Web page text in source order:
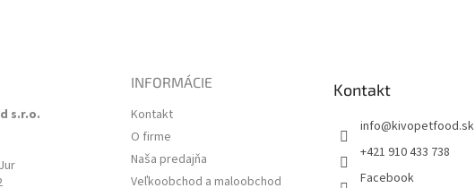
s.r.o.
INFORMÁCIE
Kontakt
O firme
Naša predajňa
Veľkoobchod a maloobchod
Kontakt
info@kivopetfood.sk
+421 910 433 738
Facebook